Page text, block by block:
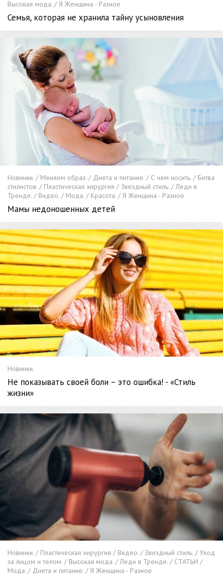
Высокая мода. / Я Женщина - Разное
Семья, которая не хранила тайну усыновления
Новинки. / Меняем образ. / Диета и питание. / С чем носить. / Битва
стилистов. / Пластическая хирургия / Звездный стиль. / Леди в
Тренде. / Видео. / Мода. / Красота. / Я Женщина - Разное
Мамы недоношенных детей
Новинки.
Не показывать своей боли – это ошибка! - «Стиль
жизни»
Новинки. / Пластическая хирургия / Видео. / Звездный стиль. / Уход
за лицом и телом. / Высокая мода. / Леди в Тренде. / СТАТЬИ /
Мода. / Диета и питание. / Я Женщина - Разное